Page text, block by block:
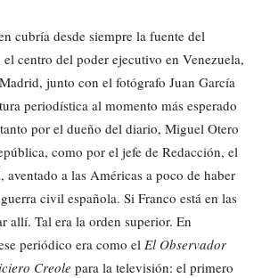
cubría desde siempre la fuente del
centro del poder ejecutivo en Venezuela,
junto con el fotógrafo Juan García
periodística al momento más esperado
por el dueño del diario, Miguel Otero
como por el jefe de Redacción, el
aventado a las Américas a poco de haber
civil española. Si Franco está en las
allí. Tal era la orden superior. En
periódico era como el El Observador
Creole para la televisión: el primero